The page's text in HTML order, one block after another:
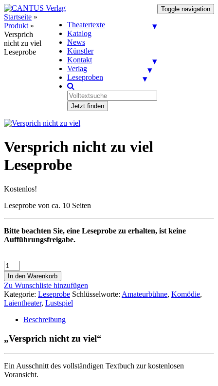
Toggle navigation
Theatertexte
Katalog
News
Künstler
Kontakt
Verlag
Leseproben
Jetzt finden
Startseite »
Produkt »
Versprich
nicht zu viel
Leseprobe
Versprich nicht zu viel
Leseprobe
Kostenlos!
Leseprobe von ca. 10 Seiten
Bitte beachten Sie, eine Leseprobe zu erhalten, ist keine
Aufführungsfreigabe.
In den Warenkorb
Zu Wunschliste hinzufügen
Kategorie: Leseprobe Schlüsselworte: Amateurbühne, Komödie,
Laientheater, Lustspiel
Beschreibung
„Versprich nicht zu viel“
Ein Ausschnitt des vollständigen Textbuch zur kostenlosen
Voransicht.